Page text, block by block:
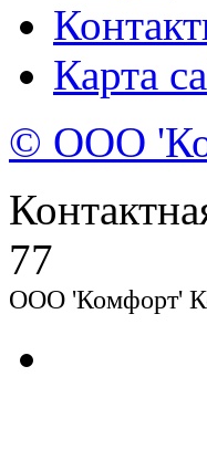
Карта
© ООО
77
ООО 'Комфорт'